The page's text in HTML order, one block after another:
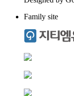
Family site